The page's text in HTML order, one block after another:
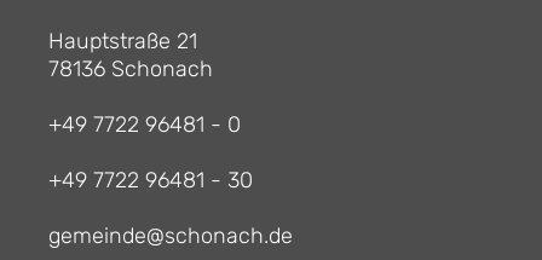
Hauptstraße 21
78136 Schonach
+49 7722 96481 - 0
+49 7722 96481 - 30
gemeinde@schonach.de